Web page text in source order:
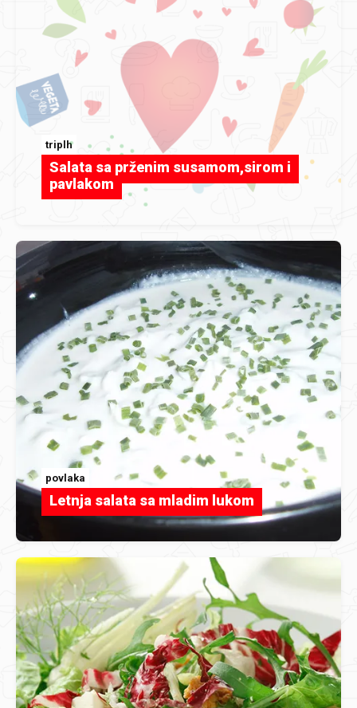
triplh
Salata sa prženim susamom,sirom i
pavlakom
povlaka
Letnja salata sa mladim lukom